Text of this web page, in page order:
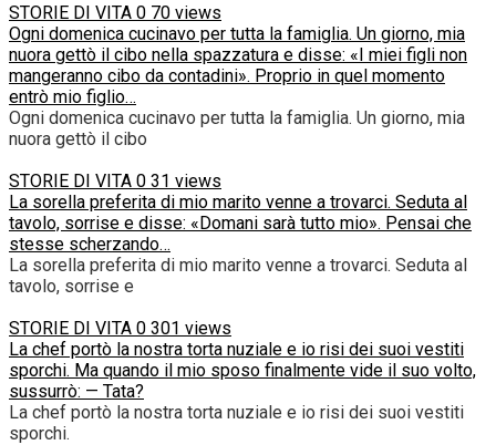
STORIE DI VITA 0 70 views
Ogni domenica cucinavo per tutta la famiglia. Un giorno, mia
nuora gettò il cibo nella spazzatura e disse: «I miei figli non
mangeranno cibo da contadini». Proprio in quel momento
entrò mio figlio…
Ogni domenica cucinavo per tutta la famiglia. Un giorno, mia
nuora gettò il cibo
STORIE DI VITA 0 31 views
La sorella preferita di mio marito venne a trovarci. Seduta al
tavolo, sorrise e disse: «Domani sarà tutto mio». Pensai che
stesse scherzando…
La sorella preferita di mio marito venne a trovarci. Seduta al
tavolo, sorrise e
STORIE DI VITA 0 301 views
La chef portò la nostra torta nuziale e io risi dei suoi vestiti
sporchi. Ma quando il mio sposo finalmente vide il suo volto,
sussurrò: — Tata?
La chef portò la nostra torta nuziale e io risi dei suoi vestiti
sporchi.